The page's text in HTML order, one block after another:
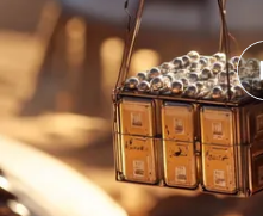
Cuarto Milenio
09 MAR 2025 - 22:40h.
'Cuarto Milenio'
de Elon Musk en
¿Cuál es el futuro de